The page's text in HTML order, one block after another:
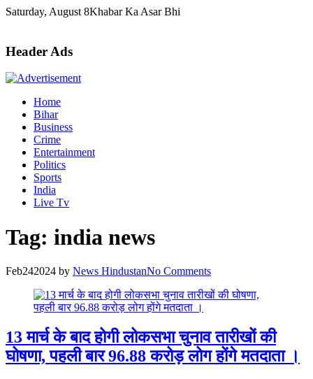
Skip
Saturday, August 8Khabar Ka Asar Bhi
Header Ads
Home
Bihar
Business
Crime
Entertainment
Politics
Sports
India
Live Tv
Tag: india news
Feb242024 by News HindustanNo Comments
13 मार्च के बाद होगी लोकसभा चुनाव तारीखों की
घोषणा, पहली बार 96.88 करोड़ लोग होंगे मतदाता ।